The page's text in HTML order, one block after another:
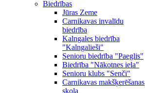
Biedrības
Jūras Zeme
Carnikavas invalīdu
biedrība
Kalngales biedrība
"Kalngalieši"
Senioru biedrība "Paeglis"
Biedrība "Nākotnes iela"
Senioru klubs "Senči"
Carnikavas makšķerēšanas
skola